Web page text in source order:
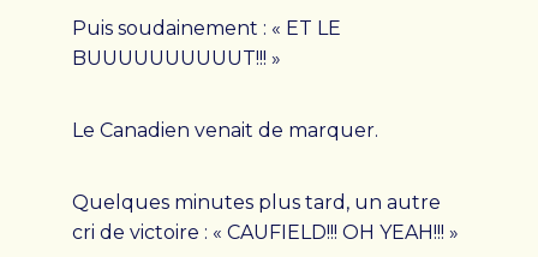
Puis soudainement : « ET LE
BUUUUUUUUUUT!!! »
Le Canadien venait de marquer.
Quelques minutes plus tard, un autre
cri de victoire : « CAUFIELD!!! OH YEAH!!! »